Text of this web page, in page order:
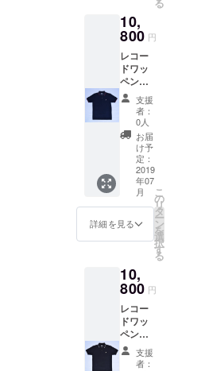
イルス
に最も
近づい
たフォ
トグラ
ファー
。
http://w
hisper.c
o.jp
【サイ
ズ】
（cm）
サイズ
身丈 身
幅 肩幅
袖丈
S
41 22
M
50
45 23
L
71
53
アス写
真集
「JAC
O」など
多くの
ジャズ
ミュー
ジシャ
ンを撮
影。マ
イルス
に最も
近づい
たフォ
トグラ
ファー
。
hisper.c
【サイ
ズ】
（cm）
サイズ
身丈 身
幅 肩幅
袖丈
S
the
corner
」の
ジャ
ケット
カラー
リング
（イエ
ロー×ブ
ラウン
配色）
からイ
ンスパ
イア。
完全日
本企
画・日
本製。
MADE
JAPAN
。 ジャ
ズ写真
家・内
山繁
氏：マ
イル
ス・
ジ人気
のスト
リート
系・HIP
HOP好
きの方
にもオ
ススメ
の一枚
です。
HIP
HOPを
取り入
れた名
「doo-
bop」も
是非。
完全日
画・日
本製。
MADE
IN
JAPAN
。 ジャ
ズ写真
家・内
山繁
氏：マ
イル
ス・
ディ
ヴィス
写真集
「NO
PICTUR
E!」、
ジャ
コ・パ
ストリ
アス写
真集
「JAC
O」など
多くの
ジャズ
ジシャ
ンを撮
影。マ
イルス
に最も
近づい
たフォ
トグラ
きな方
には必
ず手に
して頂
きたい
『JAZZ
ADDIC
T』シ
リーズ
です。
完全日
本企
画・日
本製。
JAPAN
。 ジャ
家・内
山繁
氏：マ
イル
ス・
ディ
ヴィス
写真集
シスト
の貴重
シーン
を切り
取った
他では
手に入
らない
商品で
す。夏
フェス
から
JAZZラ
イヴ観
ファッ
ション&
には必
ず手に
して頂
きたい
『JAZZ
ADDIC
T』シ
リーズ
山繁氏
が撮影
強ベー
シスト
「ジャ
コ・パ
ストリ
アス」
のフォ
トTシャ
ツ。
ジャズ
界だけ
でなく
に多大
な影響
シスト
の貴重
シーン
を切り
取った
他では
手に入
産生地
の「綿
ブロー
ド」は
適度な
光沢と
ハリ
感・強
度を兼
ね備
え、カ
ジュア
ルとビ
ジネス
どちら
にも使
えるこ
のライ
ブなど
みたい
方に
とっ
て、こ
の上な
WATER
FALLオ
リジナ
ル商
品。仕
事後に
ライブ
ハウス
やクラ
ブに着
て行く
にも
ピッタ
リなオ
ンもオ
フも使
える通
産生地
の「綿
ブロー
ド」は
適度な
光沢と
ハリ
感・強
10,
800 円
レコー
ドワッ
ペンポ
ロシャ
ツ ネ
ビー
M / Lサ
イズ
WATER
FALLオ
リジナ
ル メ
ンズ
綿カノ
コ素材
FALLオ
リジナ
ル商
品。熱
気ある
ライブ
会場や
仕事着
支援
者：
0人
お届
け予
定：
2019
年07
月
詳細を見る
こ
の
リ
タ
ー
ン
を
選
択
す
る
10,
800 円
レコー
ドワッ
ペンポ
ロシャ
ツ ネ
支援
者：